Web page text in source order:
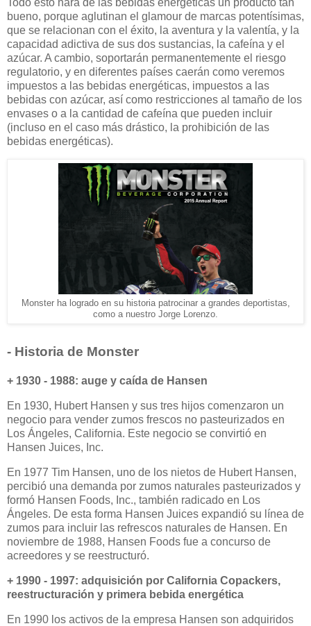
bueno, porque aglutinan el glamour de marcas potentísimas,
que se relacionan con el éxito, la aventura y la valentía, y la
capacidad adictiva de sus dos sustancias, la cafeína y el
azúcar. A cambio, soportarán permanentemente el riesgo
regulatorio, y en diferentes países caerán como veremos
impuestos a las bebidas energéticas, impuestos a las
bebidas con azúcar, así como restricciones al tamaño de los
envases o a la cantidad de cafeína que pueden incluir
(incluso en el caso más drástico, la prohibición de las
bebidas energéticas).
Monster ha logrado en su historia patrocinar a grandes deportistas,
como a nuestro Jorge Lorenzo.
- Historia de Monster
+ 1930 - 1988: auge y caída de Hansen
En 1930, Hubert Hansen y sus tres hijos comenzaron un
negocio para vender zumos frescos no pasteurizados en
Los Ángeles, California. Este negocio se convirtió en
Hansen Juices, Inc.
En 1977 Tim Hansen, uno de los nietos de Hubert Hansen,
percibió una demanda por zumos naturales pasteurizados y
formó Hansen Foods, Inc., también radicado en Los
Ángeles. De esta forma Hansen Juices expandió su línea de
zumos para incluir las refrescos naturales de Hansen. En
noviembre de 1988, Hansen Foods fue a concurso de
acreedores y se reestructuró.
+ 1990 - 1997: adquisición por California Copackers,
reestructuración y primera bebida energética
En 1990 los activos de la empresa Hansen son adquiridos